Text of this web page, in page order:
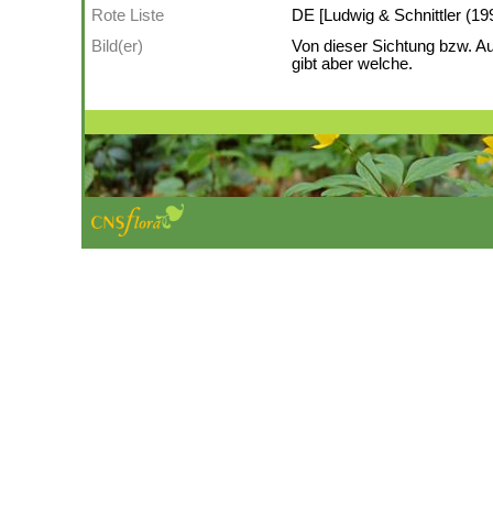
Rote Liste
DE [Ludwig & Schnittler
Bild(er)
Von dieser Sichtung bzw.
gibt aber welche.